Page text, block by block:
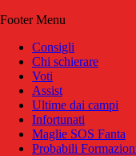
Footer Menu
Consigli
Chi schierare
Voti
Assist
Ultime dai campi
Infortunati
Maglie SOS Fanta
Probabili